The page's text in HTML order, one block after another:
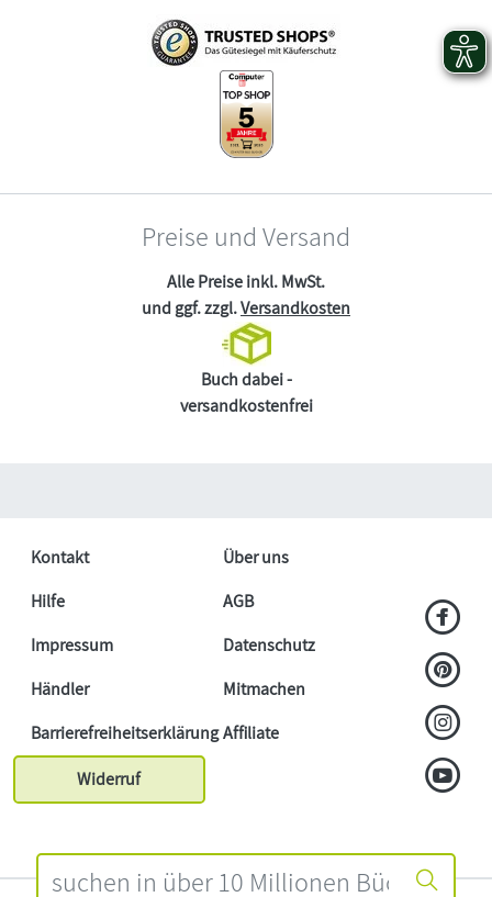
Preise und Versand
Alle Preise inkl. MwSt.
und ggf. zzgl.Versandkosten
Buch dabei -
versandkostenfrei
Kontakt
Über uns
Hilfe
AGB
Impressum
Datenschutz
Händler
Mitmachen
BarrierefreiheitserklärungAffiliate
Widerruf